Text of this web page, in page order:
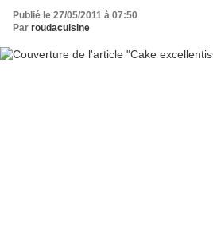
Publié le 27/05/2011 à 07:50
Par roudacuisine